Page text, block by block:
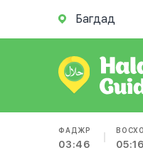
Багдад
ФАДЖР
03:46 05:16